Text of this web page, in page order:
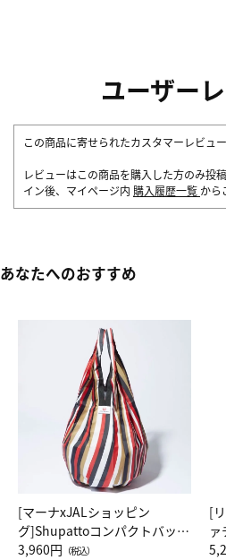
ユーザー
この商品に寄せられたカスタマーレビュ
レビューはこの商品を購入した方のみ投
イン後、マイページ内 購入履歴一覧 から
あなたへのおすすめ
[マーナxJALショッピン
グ]Shupattoコンパクトバッグ
Drop JAL客室乗務員（LC）ス
3,960円 （税込）
[
ト